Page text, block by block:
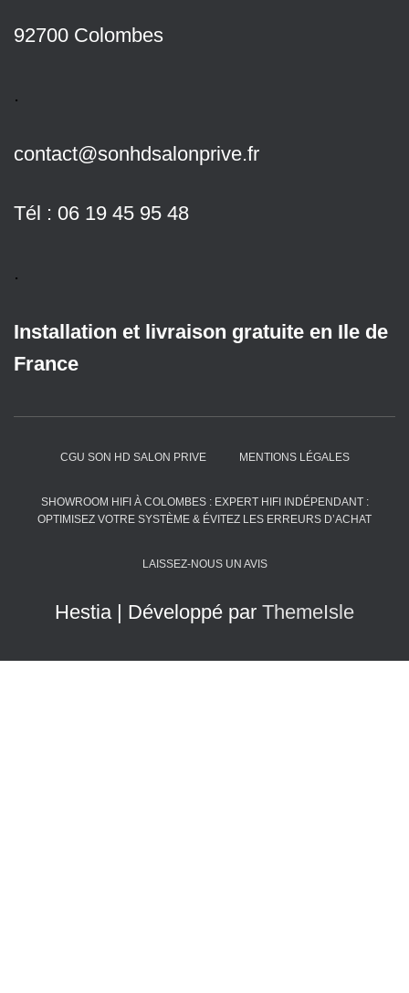
92700 Colombes
.
contact@sonhdsalonprive.fr
Tél : 06 19 45 95 48
.
Installation et livraison gratuite en Ile de
France
CGU SON HD SALON PRIVE MENTIONS LÉGALES
SHOWROOM HIFI À COLOMBES : EXPERT HIFI INDÉPENDANT :
OPTIMISEZ VOTRE SYSTÈME & ÉVITEZ LES ERREURS D’ACHAT
LAISSEZ-NOUS UN AVIS
Hestia | Développé par ThemeIsle